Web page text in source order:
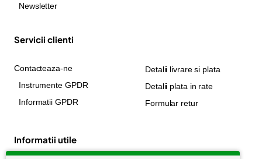
Newsletter
Servicii clienti
Contacteaza-ne
Instrumente GPDR
Informatii GPDR
Detalii livrare si plata
Detalii plata in rate
Formular retur
Informatii utile